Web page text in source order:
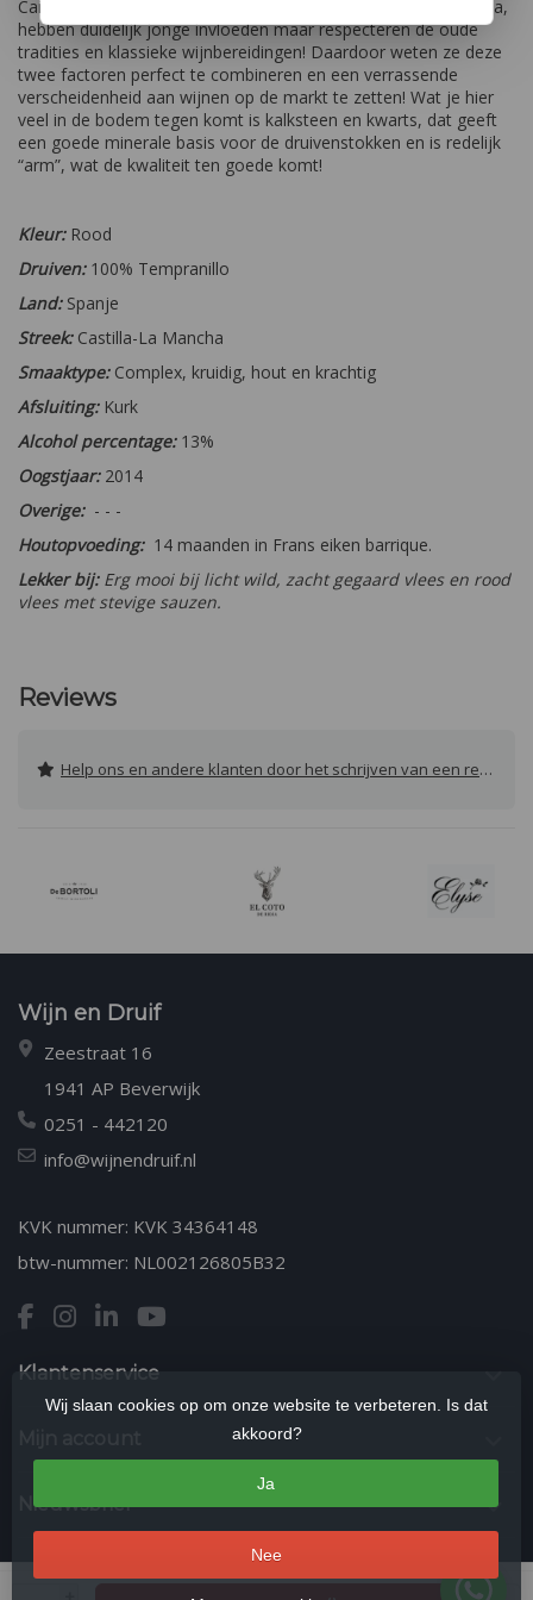
Cañaveras. De huidige generatie, de twee zussen Laura en Ana,
hebben duidelijk jonge invloeden maar respecteren de oude
tradities en klassieke wijnbereidingen! Daardoor weten ze deze
twee factoren perfect te combineren en een verrassende
verscheidenheid aan wijnen op de markt te zetten! Wat je hier
veel in de bodem tegen komt is kalksteen en kwarts, dat geeft
een goede minerale basis voor de druivenstokken en is redelijk
“arm”, wat de kwaliteit ten goede komt!
Kleur: Rood
Druiven:100% Tempranillo
Land:Spanje
Streek:Castilla-La Mancha
Smaaktype:Complex, kruidig, hout en krachtig
Afsluiting:Kurk
Alcohol percentage:13%
Oogstjaar:2014
Overige:- - -
Houtopvoeding:14 maanden in Frans eiken barrique.
Lekker bij: Erg mooi bij licht wild, zacht gegaard vlees en rood
vlees met stevige sauzen.
Reviews
Help ons en andere klanten door het schrijven van een review
Wijn en Druif
Zeestraat 16
1941 AP Beverwijk
0251 - 442120
info@wijnendruif.nl
KVK nummer: KVK 34364148
btw-nummer: NL002126805B32
Klantenservice
Nieuwsbrief
Wij slaan cookies op om onze website te verbeteren. Is dat
akkoord?
Ja
Nee
© Copyright 2026 Wijn en Druif | Kwaliteitswijnen & Wijnproeverijen in